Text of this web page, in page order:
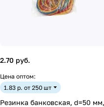
2.70 руб.
Цена оптом:
1.83 р. от 250 шт
Резинка банковская, d=50 мм,